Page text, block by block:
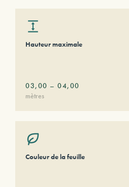
Hauteur maximale
03,00 – 04,00
mètres
Couleur de la feuille